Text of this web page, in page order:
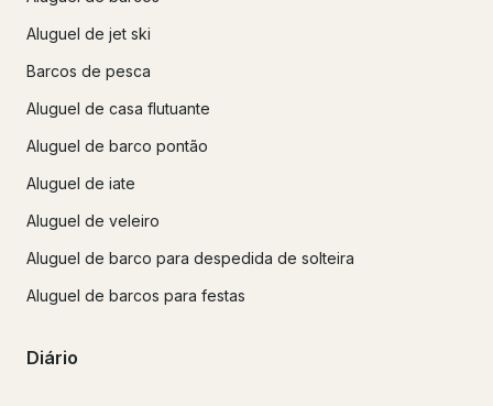
Aluguel de jet ski
Barcos de pesca
Aluguel de casa flutuante
Aluguel de barco pontão
Aluguel de iate
Aluguel de veleiro
Aluguel de barco para despedida de solteira
Aluguel de barcos para festas
Diário